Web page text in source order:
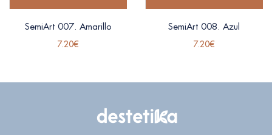
SemiArt 007. Amarillo
7.20€
SemiArt 008. Azul
7.20€